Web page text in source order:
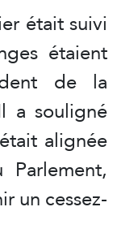
était suivi
étaient
de la
a souligné
alignée
un cessez-